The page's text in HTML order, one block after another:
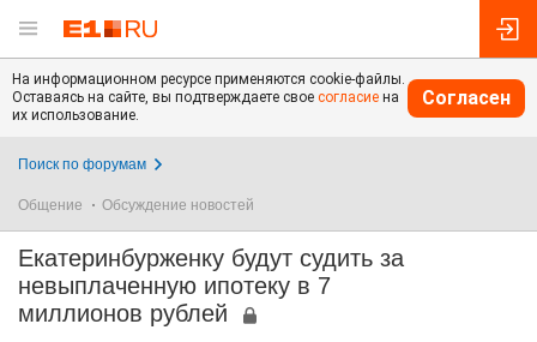
На информационном ресурсе применяются cookie-файлы.
Оставаясь на сайте, вы подтверждаете свое согласие на
их использование.
Согласен
Поиск по форумам
Общение Обсуждение новостей
Екатеринбурженку будут судить за
невыплаченную ипотеку в 7
миллионов рублей